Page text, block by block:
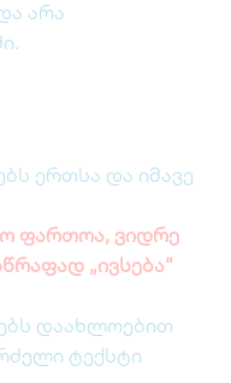
არა
ერთსა და იმავე
ფართოა, ვიდრე
„ივსება“
დაახლოებით
ტექსტი